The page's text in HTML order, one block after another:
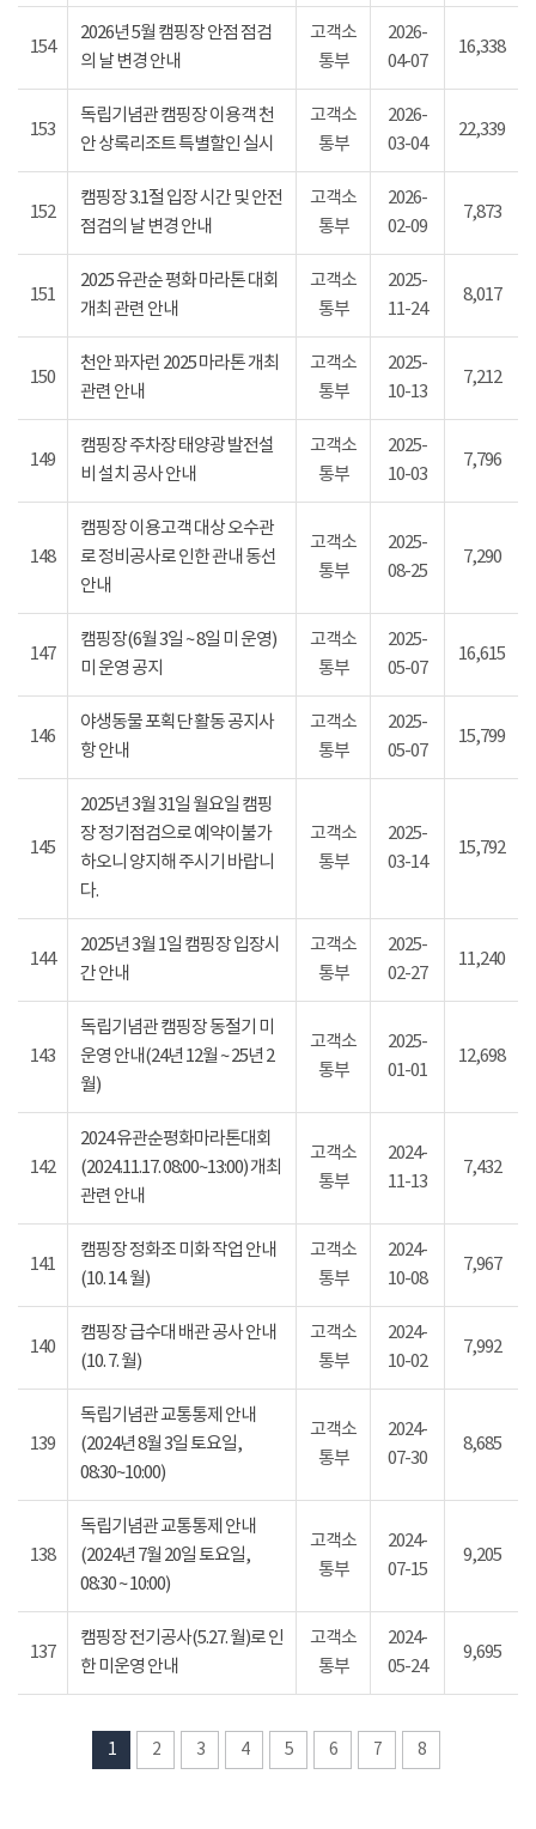
154
2026년 5월 캠핑장 안점 점검
의 날 변경 안내
고객소
통부
2026-
04-07
16,338
153
독립기념관 캠핑장 이용객 천
안 상록리조트 특별할인 실시
고객소
통부
2026-
03-04
22,339
152
캠핑장 3.1절 입장 시간 및 안전
점검의 날 변경 안내
고객소
통부
2026-
02-09
7,873
151
2025 유관순 평화 마라톤 대회
개최 관련 안내
고객소
통부
2025-
11-24
8,017
150
천안 꽈자런 2025 마라톤 개최
관련 안내
고객소
통부
2025-
10-13
7,212
149
캠핑장 주차장 태양광 발전설
비 설치 공사 안내
고객소
통부
2025-
10-03
7,796
148
캠핑장 이용고객 대상 오수관
로 정비공사로 인한 관내 동선
안내
고객소
통부
2025-
08-25
7,290
147
캠핑장(6월 3일 ~ 8일 미 운영)
미 운영 공지
고객소
통부
2025-
05-07
16,615
146
야생동물 포획단 활동 공지사
항 안내
고객소
통부
2025-
05-07
15,799
145
2025년 3월 31일 월요일 캠핑
장 정기점검으로 예약이불가
하오니 양지해 주시기 바랍니
다.
고객소
통부
2025-
03-14
15,792
144
2025년 3월 1일 캠핑장 입장시
간 안내
고객소
통부
2025-
02-27
11,240
143
독립기념관 캠핑장 동절기 미
운영 안내(24년 12월 ~ 25년 2
월)
고객소
통부
2025-
01-01
12,698
142
2024 유관순평화마라톤대회
(2024.11.17. 08:00~13:00) 개최
관련 안내
고객소
통부
2024-
11-13
7,432
141
캠핑장 정화조 미화 작업 안내
(10. 14. 월)
고객소
통부
2024-
10-08
7,967
140
캠핑장 급수대 배관 공사 안내
(10. 7. 월)
고객소
통부
2024-
10-02
7,992
139
독립기념관 교통통제 안내
(2024년 8월 3일 토요일,
08:30~10:00)
고객소
통부
2024-
07-30
8,685
138
독립기념관 교통통제 안내
(2024년 7월 20일 토요일,
08:30 ~ 10:00)
고객소
통부
2024-
07-15
9,205
137
캠핑장 전기공사(5.27. 월)로 인
한 미운영 안내
고객소
통부
2024-
05-24
9,695
1 2 3 4 5 6 7 8